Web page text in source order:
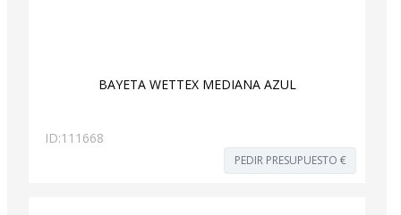
BAYETA WETTEX MEDIANA AZUL
ID:111668
PEDIR PRESUPUESTO €